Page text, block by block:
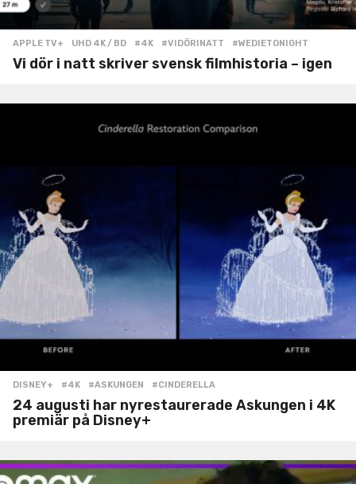
APPLE TV+ ,UHD 4K / BD #4K ,#VIDÖRINATT ,#WEDIETONIGHT
Vi dör i natt skriver svensk filmhistoria – igen
DISNEY+ #4K ,#ASKUNGEN ,#CINDERELLA
24 augusti har nyrestaurerade Askungen i 4K
premiär på Disney+